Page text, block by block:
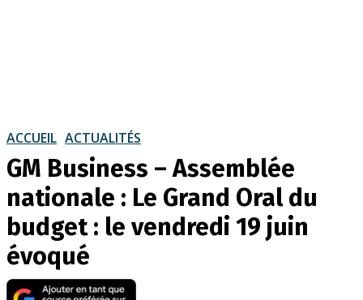
ACCUEIL ACTUALITÉS
GM Business – Assemblée
nationale : Le Grand Oral du
budget : le vendredi 19 juin
évoqué